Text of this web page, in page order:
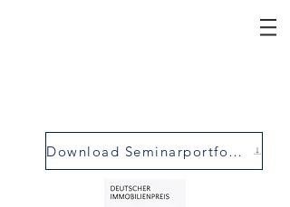
Download Seminarportfolio